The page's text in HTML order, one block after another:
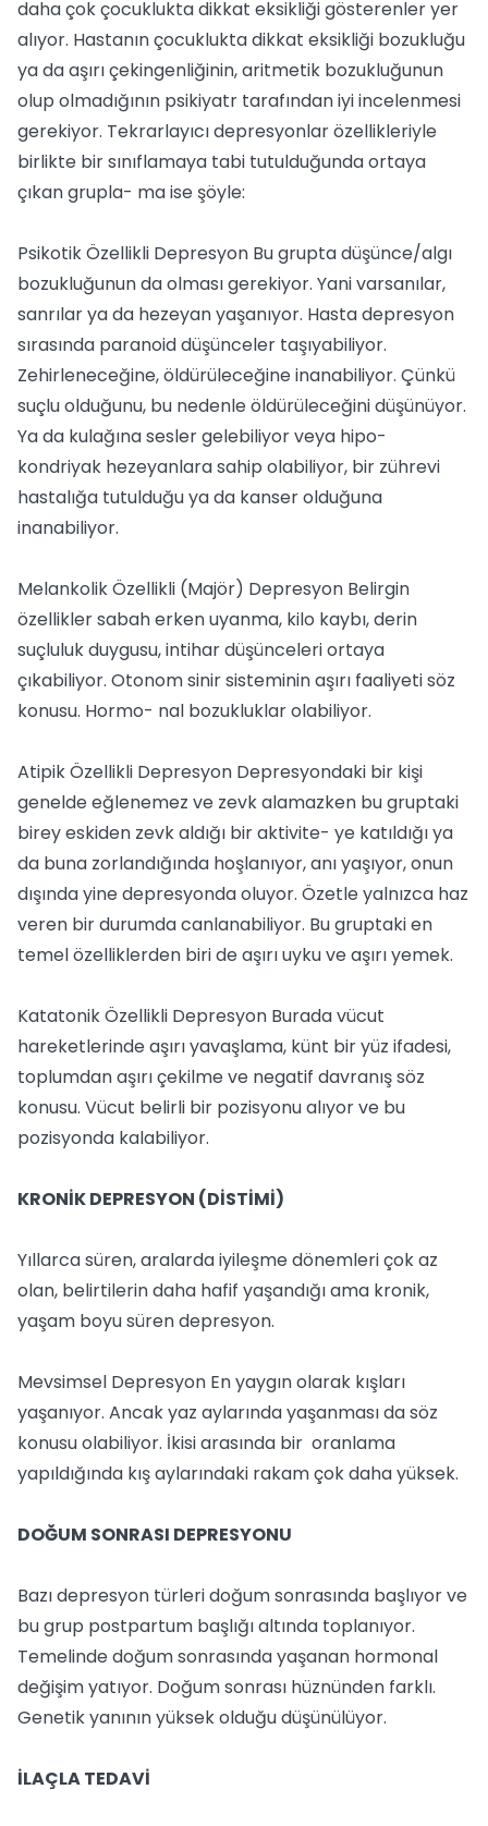
daha çok çocuklukta dikkat eksikliği gösterenler yer
alıyor. Hastanın çocuklukta dikkat eksikliği bozukluğu
ya da aşırı çekingenliğinin, aritmetik bozukluğunun
olup olmadığının psikiyatr tarafından iyi incelenmesi
gerekiyor. Tekrarlayıcı depresyonlar özellikleriyle
birlikte bir sınıflamaya tabi tutulduğunda ortaya
çıkan grupla- ma ise şöyle:
Psikotik Özellikli Depresyon Bu grupta düşünce/algı
bozukluğunun da olması gerekiyor. Yani varsanılar,
sanrılar ya da hezeyan yaşanıyor. Hasta depresyon
sırasında paranoid düşünceler taşıyabiliyor.
Zehirleneceğine, öldürüleceğine inanabiliyor. Çünkü
suçlu olduğunu, bu nedenle öldürüleceğini düşünüyor.
Ya da kulağına sesler gelebiliyor veya hipo-
kondriyak hezeyanlara sahip olabiliyor, bir zührevi
hastalığa tutulduğu ya da kanser olduğuna
inanabiliyor.
Melankolik Özellikli (Majör) Depresyon Belirgin
özellikler sabah erken uyanma, kilo kaybı, derin
suçluluk duygusu, intihar düşünceleri ortaya
çıkabiliyor. Otonom sinir sisteminin aşırı faaliyeti söz
konusu. Hormo- nal bozukluklar olabiliyor.
Atipik Özellikli Depresyon Depresyondaki bir kişi
genelde eğlenemez ve zevk alamazken bu gruptaki
birey eskiden zevk aldığı bir aktivite- ye katıldığı ya
da buna zorlandığında hoşlanıyor, anı yaşıyor, onun
dışında yine depresyonda oluyor. Özetle yalnızca haz
veren bir durumda canlanabiliyor. Bu gruptaki en
temel özelliklerden biri de aşırı uyku ve aşırı yemek.
Katatonik Özellikli Depresyon Burada vücut
hareketlerinde aşırı yavaşlama, künt bir yüz ifadesi,
toplumdan aşırı çekilme ve negatif davranış söz
konusu. Vücut belirli bir pozisyonu alıyor ve bu
pozisyonda kalabiliyor.
KRONİK DEPRESYON (DİSTİMİ)
Yıllarca süren, aralarda iyileşme dönemleri çok az
olan, belirtilerin daha hafif yaşandığı ama kronik,
yaşam boyu süren depresyon.
Mevsimsel Depresyon En yaygın olarak kışları
yaşanıyor. Ancak yaz aylarında yaşanması da söz
konusu olabiliyor. İkisi arasında bir oranlama
yapıldığında kış aylarındaki rakam çok daha yüksek.
DOĞUM SONRASI DEPRESYONU
Bazı depresyon türleri doğum sonrasında başlıyor ve
bu grup postpartum başlığı altında toplanıyor.
Temelinde doğum sonrasında yaşanan hormonal
değişim yatıyor. Doğum sonrası hüznünden farklı.
Genetik yanının yüksek olduğu düşünülüyor.
İLAÇLA TEDAVİ